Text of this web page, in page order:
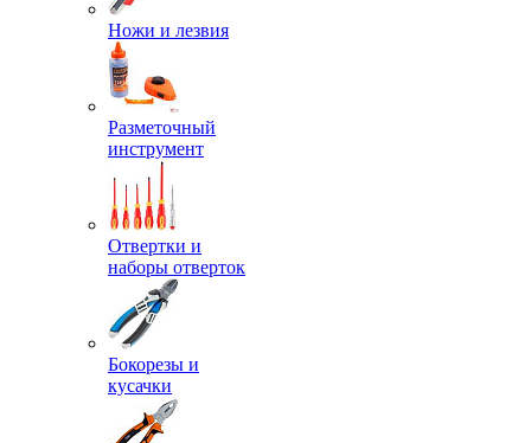
Ножи и лезвия
Разметочный
инструмент
Отвертки и
наборы отверток
Бокорезы и
кусачки